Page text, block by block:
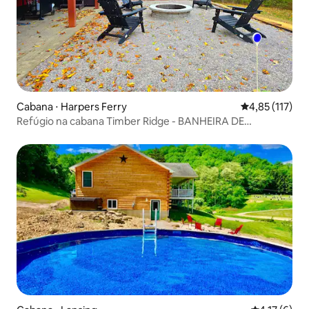
Cabana ⋅ Harpers Ferry 4,85 de uma
4,85 (117)
Refúgio na cabana Timber Ridge - BANHEIRA DE